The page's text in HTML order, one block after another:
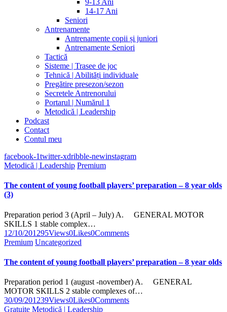
9-13 Ani
14-17 Ani
Seniori
Antrenamente
Antrenamente copii și juniori
Antrenamente Seniori
Tactică
Sisteme | Trasee de joc
Tehnică | Abilități individuale
Pregătire presezon/sezon
Secretele Antrenorului
Portarul | Numărul 1
Metodică | Leadership
Podcast
Contact
Contul meu
facebook-1twitter-xdribble-newinstagram
Metodică | Leadership Premium
The content of young football players’ preparation – 8 year olds
(3)
Preparation period 3 (April – July) A. GENERAL MOTOR
SKILLS 1 stable complex…
12/10/201295Views0Likes0Comments
Premium Uncategorized
The content of young football players’ preparation – 8 year olds
Preparation period 1 (august -november) A. GENERAL
MOTOR SKILLS 2 stable complexes of…
30/09/201239Views0Likes0Comments
Gratuite Metodică | Leadership